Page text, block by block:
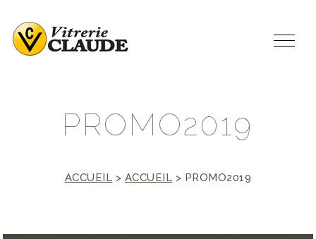
PROMO201 9
ACCUEIL > ACCUEIL > PROMO2019